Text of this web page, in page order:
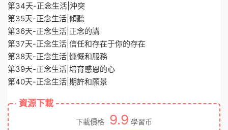
第34天-正念生活|沖突
第35天-正念生活|傾聽
第36天-正念生活|正念的講
第37天-正念生活|信任和存在于你的存在
第38天-正念生活|慷慨和服務
第39天-正念生活|培育感恩的心
第40天-正念生活|期許和願景
資源下載
下載價格 9.9 學習币